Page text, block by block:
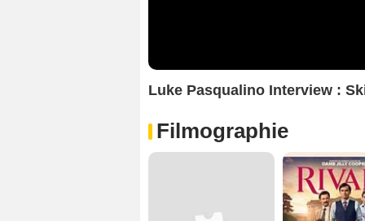
Luke Pasqualino Interview :
Filmographie